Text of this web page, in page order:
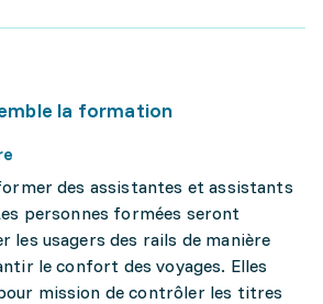
la formation
des assistantes et assistants
personnes formées seront
les usagers des rails de manière
le confort des voyages. Elles
mission de contrôler les titres